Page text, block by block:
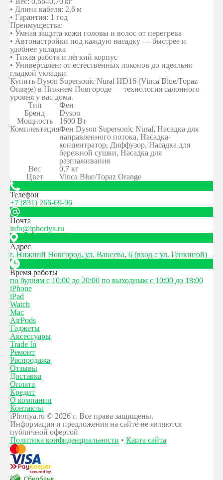
• Длина кабеля: 2,6 м
• Гарантия: 1 год
Преимущества:
• Умная защита кожи головы и волос от перегрева
• Автонастройки под каждую насадку — быстрее и
удобнее укладка
• Тихая работа и лёгкий корпус
• Универсален: от естественных локонов до идеально
гладкой укладки
Купить Dyson Supersonic Nural HD16 (Vinca Blue/Topaz
Orange) в Нижнем Новгороде — технология салонного
уровня у вас дома.
Тип
Фен
Бренд
Dyson
Мощность
1600 Вт
КомплектацияФен Dyson Supersonic Nural, Насадка для
направленного потока, Насадка-
концентратор, Диффузор, Насадка для
бережной сушки, Насадка для
разглаживания
Вес
0,7 кг
Цвет
Vinca Blue/Topaz Orange
Телефон
+7 (831) 266-69-96
Почта
info@iphoriya.ru
Адрес
г. Нижний Новгород, ул. Ванеева, 6 (вход с ул. Генкиной)
Время работы
по будням с 10:00 до 20:00 по выходным с 10:00 до 18:00
iPhone
iPad
Watch
Mac
AirPods
Гаджеты
Аксессуары
Trade In
Ремонт
Распродажа
Отзывы
Доставка
Оплата
Кредит
О компании
Контакты
iPhoriya.ru © 2026 г. Все права защищены.
Информация и предложения на сайте не являются
публичной офертой
Политика конфиденциальности • Карта сайта